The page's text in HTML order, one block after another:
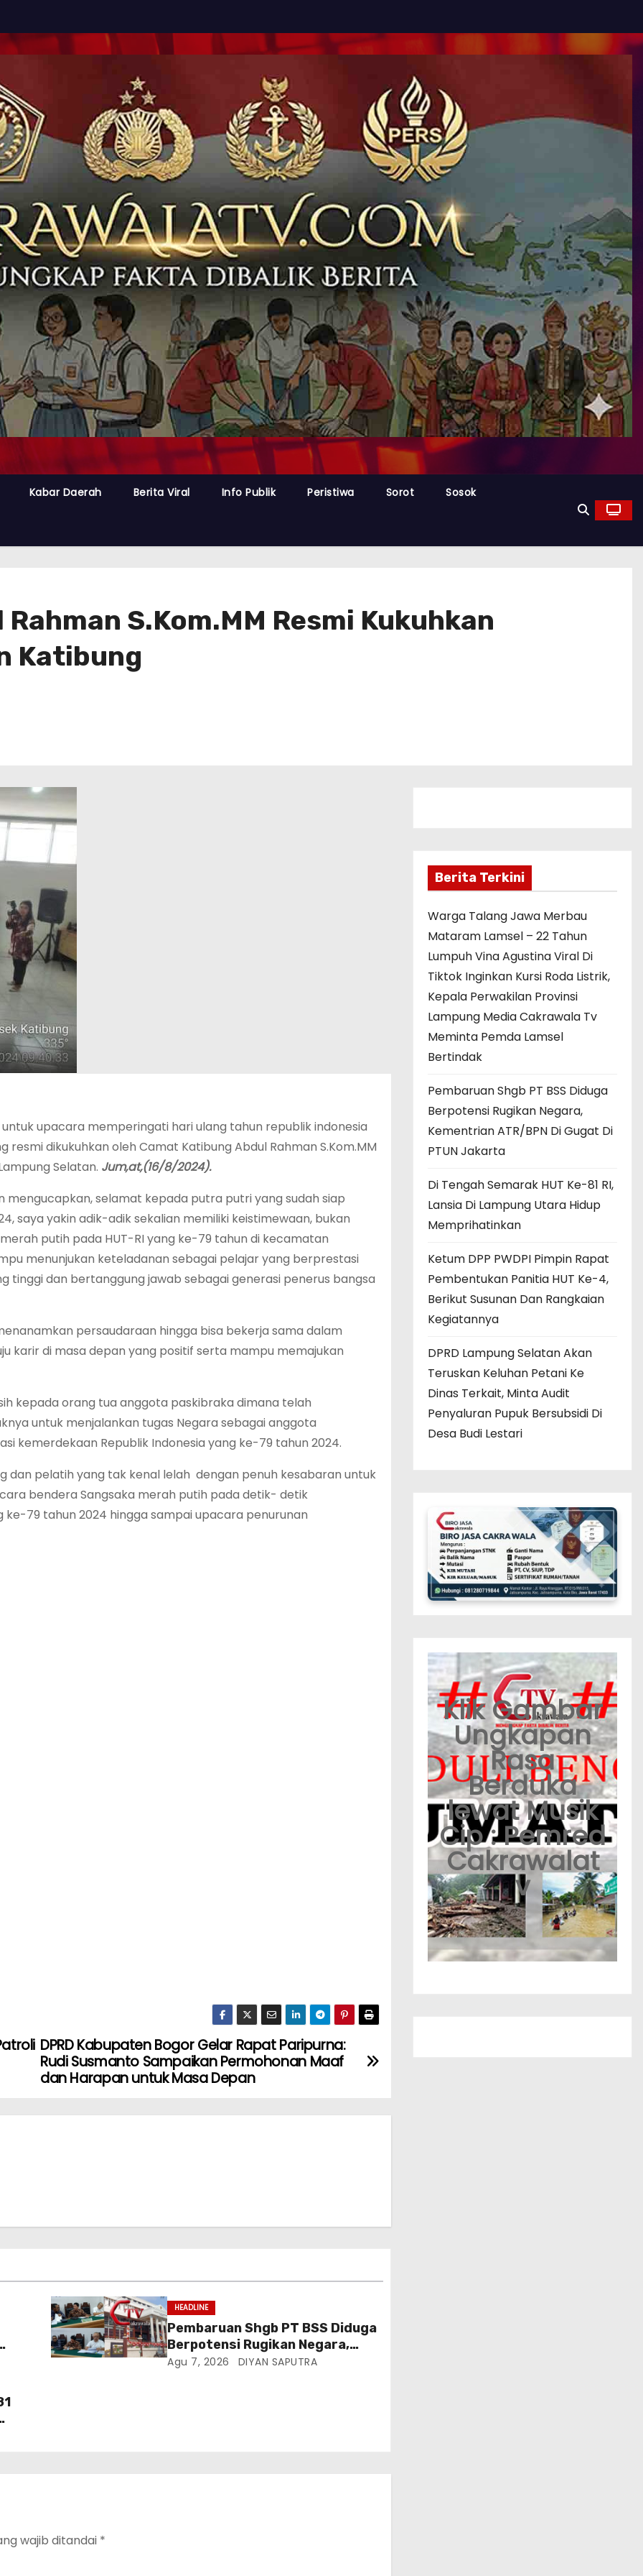
Kabar Daerah Berita Viral Info Publik Peristiwa Sorot Sosok
S.Kom.MM Resmi Kukuhkan
Katibung
upacara memperingati hari ulang tahun republik indonesia
dikukuhkan oleh Camat Katibung Abdul Rahman S.Kom.MM
Selatan. Jum,at,(16/8/2024).
mengucapkan, selamat kepada putra putri yang sudah siap
saya yakin adik-adik sekalian memiliki keistimewaan, bukan
putih pada HUT-RI yang ke-79 tahun di kecamatan
menunjukan keteladanan sebagai pelajar yang berprestasi
tinggi dan bertanggung jawab sebagai generasi penerus bangsa
persaudaraan hingga bisa bekerja sama dalam
karir di masa depan yang positif serta mampu memajukan
kepada orang tua anggota paskibraka dimana telah
untuk menjalankan tugas Negara sebagai anggota
kemerdekaan Republik Indonesia yang ke-79 tahun 2024.
dan pelatih yang tak kenal lelah dengan penuh kesabaran untuk
bendera Sangsaka merah putih pada detik- detik
79 tahun 2024 hingga sampai upacara penurunan
DPRD Kabupaten Bogor Gelar Rapat Paripurna:
Rudi Susmanto Sampaikan Permohonan Maaf
dan Harapan untuk Masa Depan
HEADLINE
Pembaruan Shgb PT BSS Diduga
Berpotensi Rugikan Negara,
Kementrian ATR/BPN Di Gugat Di
Agu 7, 2026 DIYAN SAPUTRA
wajib ditandai *
Berita Terkini
Warga Talang Jawa Merbau
Mataram Lamsel – 22 Tahun
Lumpuh Vina Agustina Viral Di
Tiktok Inginkan Kursi Roda Listrik,
Kepala Perwakilan Provinsi
Lampung Media Cakrawala Tv
Meminta Pemda Lamsel
Bertindak
Pembaruan Shgb PT BSS Diduga
Berpotensi Rugikan Negara,
Kementrian ATR/BPN Di Gugat Di
PTUN Jakarta
Di Tengah Semarak HUT Ke-81 RI,
Lansia Di Lampung Utara Hidup
Memprihatinkan
Ketum DPP PWDPI Pimpin Rapat
Pembentukan Panitia HUT Ke-4,
Berikut Susunan Dan Rangkaian
Kegiatannya
DPRD Lampung Selatan Akan
Teruskan Keluhan Petani Ke
Dinas Terkait, Minta Audit
Penyaluran Pupuk Bersubsidi Di
Desa Budi Lestari
Klik Gambar
Ungkapan
Rasa
Berduka
lewat Musik
Cip : Pemred
Cakrawalat
v